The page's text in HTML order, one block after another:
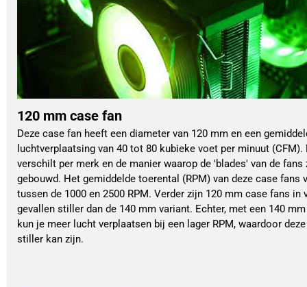
120 mm case fan
Deze case fan heeft een diameter van 120 mm en een
luchtverplaatsing van 40 tot 80 kubieke voet per minuut (CFM).
verschilt per merk en de manier waarop de 'blades' van de fans
gebouwd. Het gemiddelde toerental (RPM) van deze case fans
tussen de 1000 en 2500 RPM. Verder zijn 120 mm case fans in
gevallen stiller dan de 140 mm variant. Echter, met een 140
kun je meer lucht verplaatsen bij een lager RPM, waardoor
stiller kan zijn.